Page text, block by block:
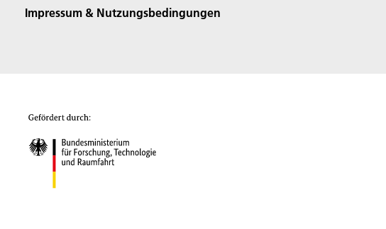
Impressum & Nutzungsbedingungen